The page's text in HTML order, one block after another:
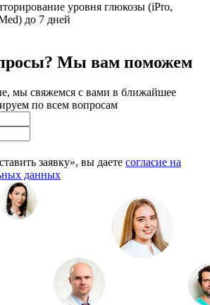
уровня глюкозы (iPro,
до 7 дней
Мы вам поможем
мы свяжемся с вами в ближайшее
по всем вопросам
заявку», вы даете согласие на
данных